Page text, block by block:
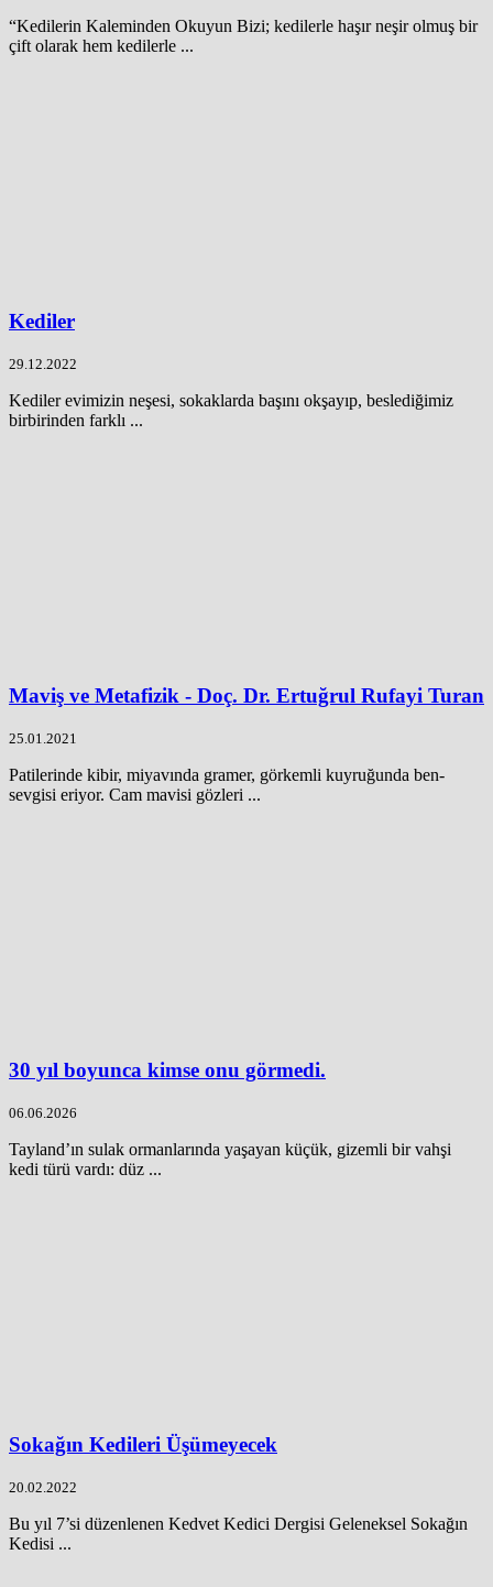
“Kedilerin Kaleminden Okuyun Bizi; kedilerle haşır neşir olmuş bir
çift olarak hem kedilerle ...
Kediler
29.12.2022
Kediler evimizin neşesi, sokaklarda başını okşayıp, beslediğimiz
birbirinden farklı ...
Maviş ve Metafizik - Doç. Dr. Ertuğrul Rufayi Turan
25.01.2021
Patilerinde kibir, miyavında gramer, görkemli kuyruğunda ben-
sevgisi eriyor. Cam mavisi gözleri ...
30 yıl boyunca kimse onu görmedi.
06.06.2026
Tayland’ın sulak ormanlarında yaşayan küçük, gizemli bir vahşi
kedi türü vardı: düz ...
Sokağın Kedileri Üşümeyecek
20.02.2022
Bu yıl 7’si düzenlenen Kedvet Kedici Dergisi Geleneksel Sokağın
Kedisi ...